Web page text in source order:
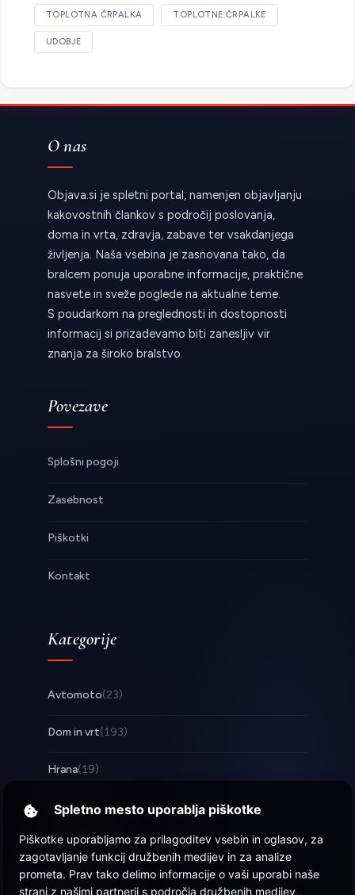
TOPLOTNA ČRPALKA TOPLOTNE ČRPALKE
UDOBJE
O nas
Objava.si je spletni portal, namenjen objavljanju
kakovostnih člankov s področij poslovanja,
doma in vrta, zdravja, zabave ter vsakdanjega
življenja. Naša vsebina je zasnovana tako, da
bralcem ponuja uporabne informacije, praktične
nasvete in sveže poglede na aktualne teme.
S poudarkom na preglednosti in dostopnosti
informacij si prizadevamo biti zanesljiv vir
znanja za široko bralstvo.
Povezave
Splošni pogoji
Zasebnost
Piškotki
Kontakt
Kategorije
Avtomoto(23)
Dom in vrt(193)
Hrana(19)
Posel(253)
Tehnologija(17)
Zabava(58)
Spletno mesto uporablja piškotke
Piškotke uporabljamo za prilagoditev vsebin in oglasov, za
zagotavljanje funkcij družbenih medijev in za analize
prometa. Prav tako delimo informacije o vaši uporabi naše
strani z našimi partnerji s področja družbenih medijev,